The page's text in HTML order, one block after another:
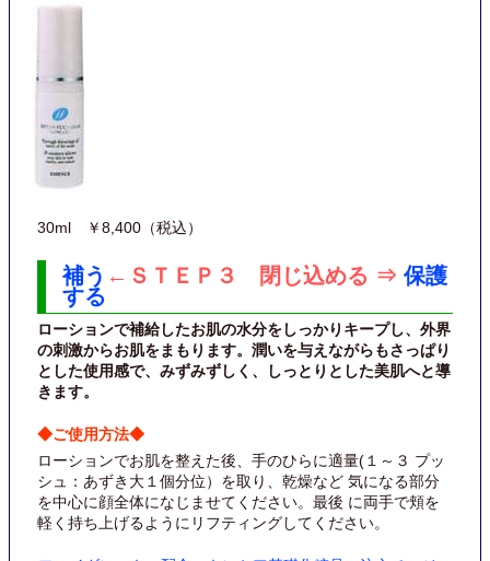
30ml ￥8,400（税込）
補う ←ＳＴＥＰ３ 閉じ込める ⇒保護
する
ローションで補給したお肌の水分をしっかりキープし、外界
の刺激からお肌をまもります。潤いを与えながらもさっぱり
とした使用感で、みずみずしく、しっとりとした美肌へと導
きます。
◆ご使用方法◆
ローションでお肌を整えた後、手のひらに適量(１～３ プッ
シュ：あずき大１個分位）を取り、乾燥など 気になる部分
を中心に顔全体になじませてください。最後 に両手で頬を
軽く持ち上げるようにリフティングしてください。